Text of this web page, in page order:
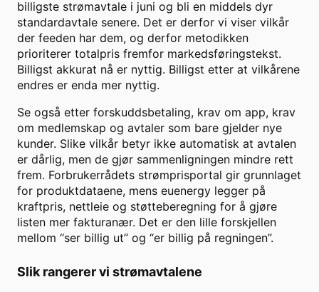
billigste strømavtale i juni og bli en middels dyr
standardavtale senere. Det er derfor vi viser vilkår
der feeden har dem, og derfor metodikken
prioriterer totalpris fremfor markedsføringstekst.
Billigst akkurat nå er nyttig. Billigst etter at vilkårene
endres er enda mer nyttig.
Se også etter forskuddsbetaling, krav om app, krav
om medlemskap og avtaler som bare gjelder nye
kunder. Slike vilkår betyr ikke automatisk at avtalen
er dårlig, men de gjør sammenligningen mindre rett
frem. Forbrukerrådets strømprisportal gir grunnlaget
for produktdataene, mens euenergy legger på
kraftpris, nettleie og støtteberegning for å gjøre
listen mer fakturanær. Det er den lille forskjellen
mellom “ser billig ut” og “er billig på regningen”.
Slik rangerer vi strømavtalene